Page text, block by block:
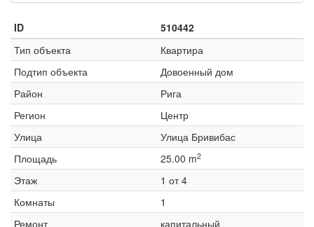
ID
510442
Тип объекта
Квартира
Подтип объекта
Довоенный дом
Район
Рига
Регион
Центр
Улица
Улица Бривибас
Площадь
25.00 m2
Этаж
1 от 4
Комнаты
1
Ремонт
капитальный